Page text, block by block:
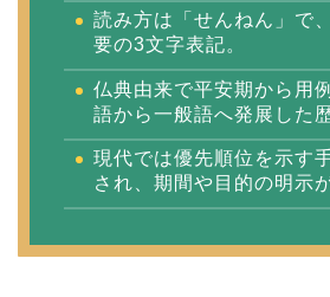
読み方は「せんねん」で
要の3文字表記。
仏典由来で平安期から用
語から一般語へ発展した
現代では優先順位を示す
され、期間や目的の明示